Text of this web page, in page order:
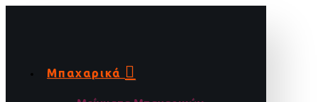
Μπαχαρικά